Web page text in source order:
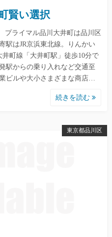
賢い選択
ライマル品川大井町は品川区
駅はJR京浜東北線。りんかい
町線「大井町駅」徒歩10分で
駅からの乗り入れなど交通至
ビルや大小さまざまな商店…
続きを読む
東京都品川区